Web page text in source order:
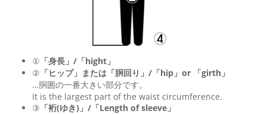
① 「身長」/「hight」
② 「ヒップ」または「胴回り」/「hip 」or 「girth 」
…胴囲の一番大きい部分です。
It is the largest part of the waist circumference.
③ 「裄(ゆき)」/「Length of sleeve」